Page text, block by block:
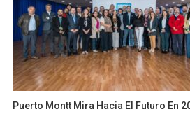
Puerto Montt Mira Hacia El Futuro En